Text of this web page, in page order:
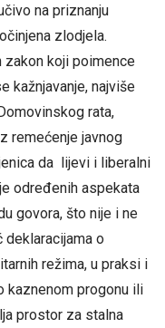
na priznanju
zlodjela.
zakon koji poimence
kažnjavanje, najviše
rata,
remećenje javnog
da lijevi i liberalni
određenih aspekata
govora, što nije i ne
o
režima, u praksi i
kaznenom progonu ili
prostor za stalna